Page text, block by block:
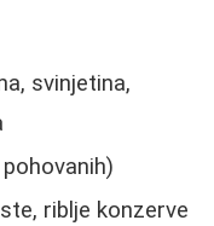
svinjetina,
riblje konzerve